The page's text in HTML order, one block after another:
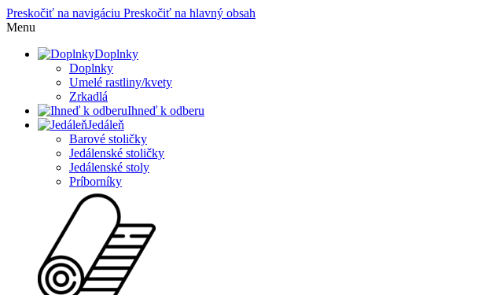
Preskočiť na navigáciu Preskočiť na hlavný obsah
Menu
Doplnky
Doplnky
Umelé rastliny/kvety
Zrkadlá
Ihneď k odberu
Jedáleň
Barové stoličky
Jedálenské stoličky
Jedálenské stoly
Príborníky